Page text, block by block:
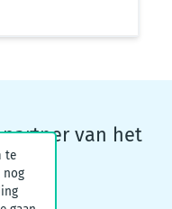
van het
te
nog